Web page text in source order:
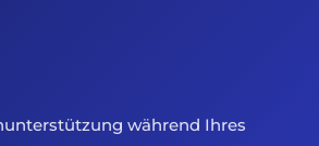
während Ihres